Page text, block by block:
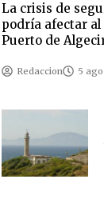
La crisis de
podría afectar
Puerto de
Redaccion 5